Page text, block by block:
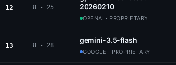
12 8 - 25
20260210
OPENAI · PROPRIETARY
13 8 - 28
gemini-3.5-flash
GOOGLE · PROPRIETARY